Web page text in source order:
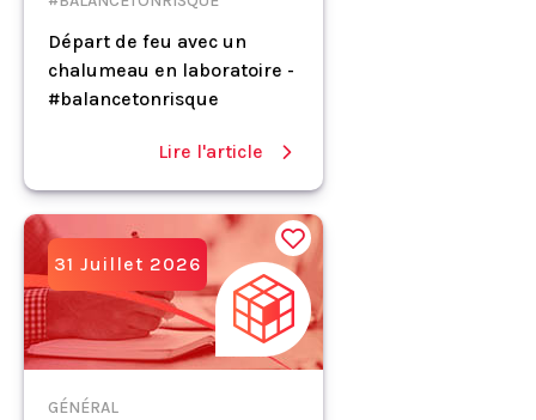
Départ de feu avec un
chalumeau en laboratoire -
#balancetonrisque
Lire l'article
31 Juillet 2026
GÉNÉRAL